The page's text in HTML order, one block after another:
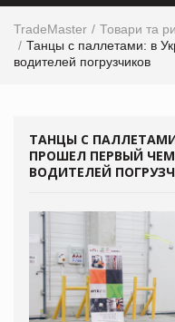
TradeMaster Товари та
Танцы с паллетами: в
водителей погрузчиков
ТАНЦЫ С
ПРОШЕЛ ПЕРВЫЙ
ВОДИТЕЛЕЙ